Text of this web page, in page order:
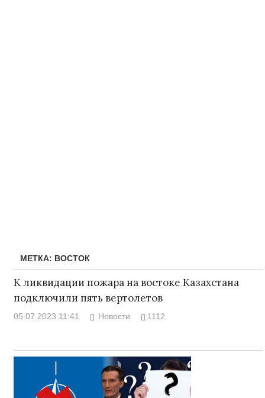
МЕТКА: ВОСТОК
К ликвидации пожара на востоке Казахстана
подключили пять вертолетов
05.07.2023 11:41 Новости 1112